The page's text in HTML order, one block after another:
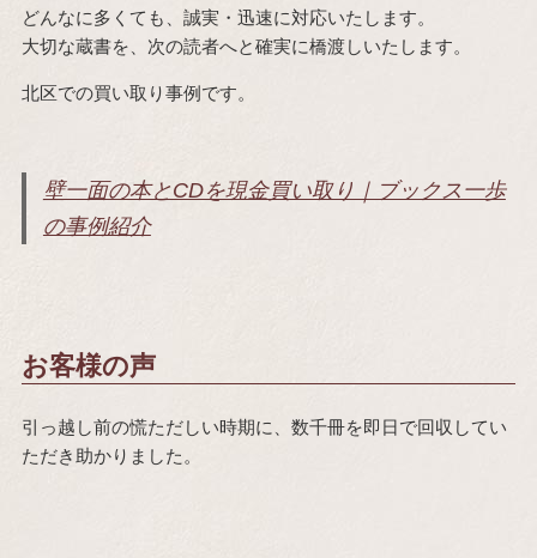
どんなに多くても、誠実・迅速に対応いたします。
大切な蔵書を、次の読者へと確実に橋渡しいたします。
北区での買い取り事例です。
壁一面の本とCDを現金買い取り｜ブックス一歩
の事例紹介
お客様の声
引っ越し前の慌ただしい時期に、数千冊を即日で回収してい
ただき助かりました。